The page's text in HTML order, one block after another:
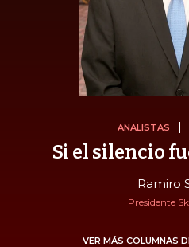
ANALISTAS
Si el silencio
Ramiro
Presidente
VER MÁS COLUMNAS